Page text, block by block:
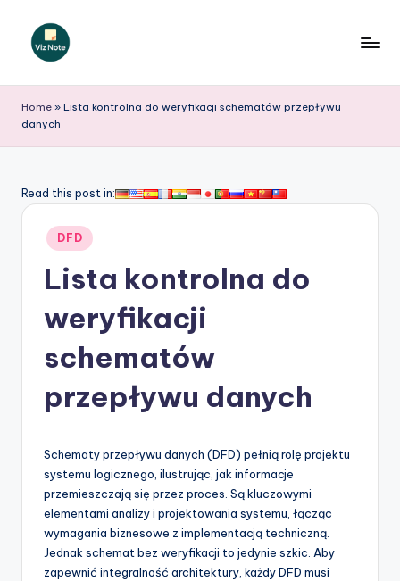
iz
N
t
si
Home » Lista kontrolna do weryfikacji schematów przepływu
danych
Read this post in:
Posted
in
DFD
Lista kontrolna do
weryfikacji
schematów
przepływu danych
Schematy przepływu danych (DFD) pełnią rolę projektu
systemu logicznego, ilustrując, jak informacje
przemieszczają się przez proces. Są kluczowymi
elementami analizy i projektowania systemu, łącząc
wymagania biznesowe z implementacją techniczną.
Jednak schemat bez weryfikacji to jedynie szkic. Aby
zapewnić integralność architektury, każdy DFD musi